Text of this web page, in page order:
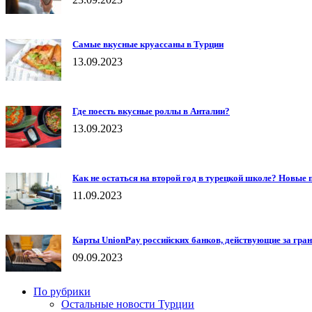
Самые вкусные круассаны в Турции
13.09.2023
Где поесть вкусные роллы в Анталии?
13.09.2023
Как не остаться на второй год в турецкой школе? Новые
11.09.2023
Карты UnionPay российских банков, действующие за
09.09.2023
По рубрики
Остальные новости Турции